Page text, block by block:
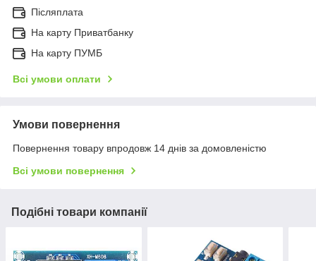
Післяплата
На карту Приватбанку
На карту ПУМБ
Всі умови оплати
Умови повернення
Повернення товару впродовж 14 днів за домовленістю
Всі умови повернення
Подібні товари компанії